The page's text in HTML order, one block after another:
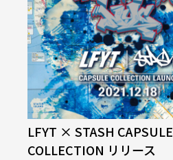
LFYT × STASH CAPSULE
COLLECTION リリース